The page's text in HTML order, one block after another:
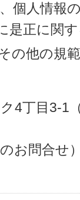
個人情報
是正に関
の他の規
4丁目3-1
お問合せ